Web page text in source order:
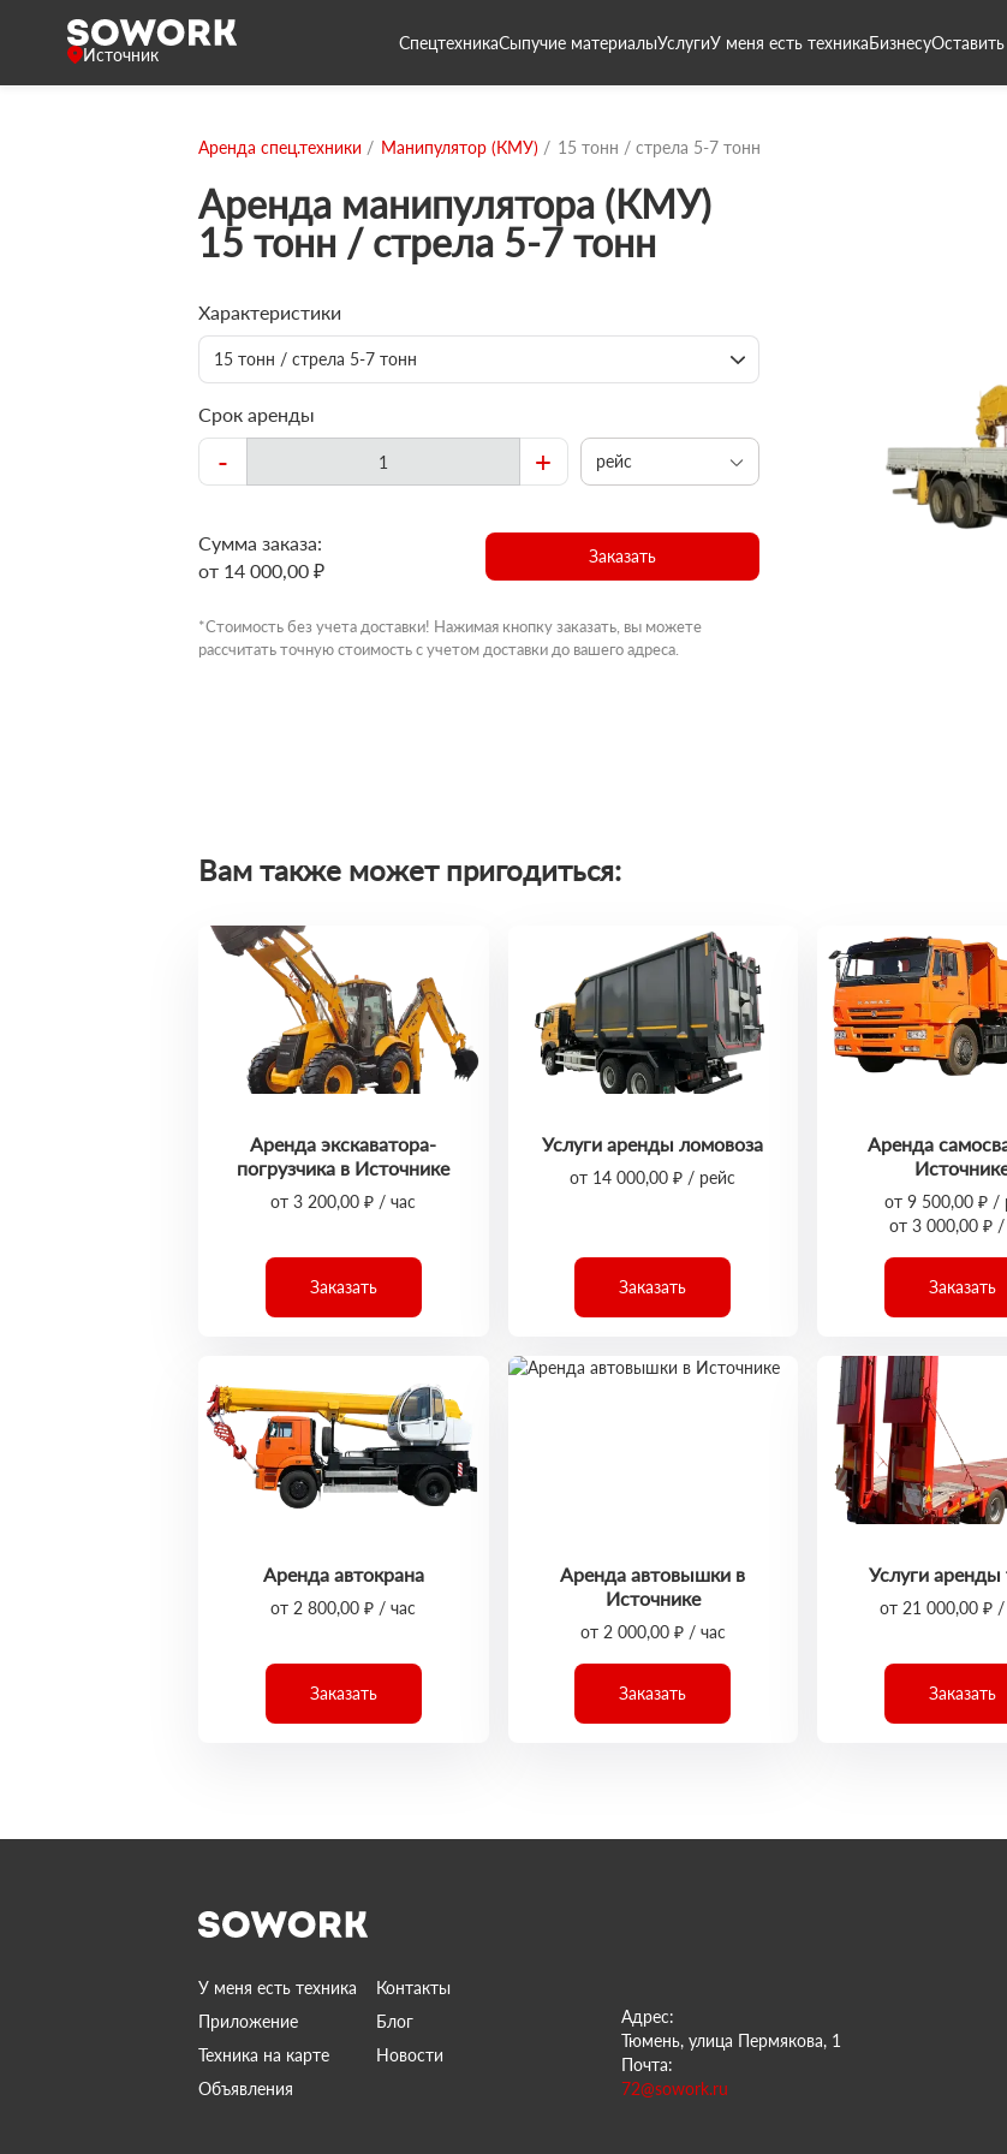
Источник
СпецтехникаСыпучие материалыУслугиУ меня есть техникаБизнесуОставить
Аренда спец.техники Манипулятор (КМУ) 15 тонн / стрела 5-7 тонн
Аренда манипулятора (КМУ)
15 тонн / стрела 5-7 тонн
Характеристики
15 тонн / стрела 5-7 тонн
Срок аренды
- + рейс
Сумма заказа:
от 14 000,00 ₽
Заказать
*Стоимость без учета доставки! Нажимая кнопку заказать, вы можете
рассчитать точную стоимость с учетом доставки до вашего адреса.
Вам также может пригодиться:
Аренда экскаватора-
погрузчика в Источнике
от 3 200,00 ₽ / час
Заказать
Услуги аренды ломовоза
от 14 000,00 ₽ / рейс
Заказать
Аренда
от 9 500,00 ₽ /
от 3 000,00 ₽ /
Заказать
Аренда автокрана
от 2 800,00 ₽ / час
Заказать
Аренда автовышки в
Источнике
от 2 000,00 ₽ / час
Заказать
Услуги аренды
от 21 000,00 ₽ /
Заказать
У меня есть техника
Контакты
Приложение
Блог
Техника на карте
Новости
Объявления
Адрес:
Тюмень, улица Пермякова, 1
Почта:
72@sowork.ru